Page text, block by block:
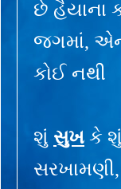
છે હૈયાના
જગમાં,
કોઈ નથી
શું સુખ કે